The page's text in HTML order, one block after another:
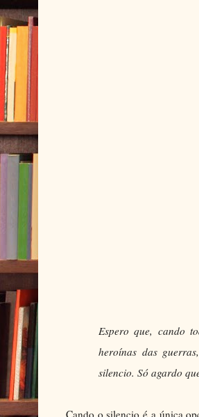
Espero que, cando
heroínas das
silencio. Só agardo
Cando o silencio é a única